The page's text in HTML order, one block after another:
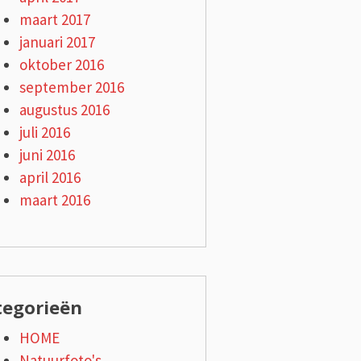
maart 2017
januari 2017
oktober 2016
september 2016
augustus 2016
juli 2016
juni 2016
april 2016
maart 2016
HOME